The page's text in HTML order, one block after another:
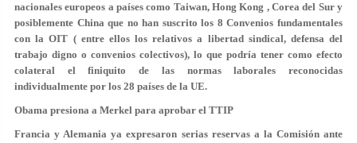
nacionales europeos a países como Taiwan, Hong Kong , Corea del Sur y
posiblemente China que no han suscrito los 8 Convenios fundamentales
con la OIT ( entre ellos los relativos a libertad sindical, defensa del
trabajo digno o convenios colectivos), lo que podría tener como efecto
colateral el finiquito de las normas laborales reconocidas
individualmente por los 28 países de la UE.
Obama presiona a Merkel para aprobar el TTIP
Francia y Alemania ya expresaron serias reservas a la Comisión ante